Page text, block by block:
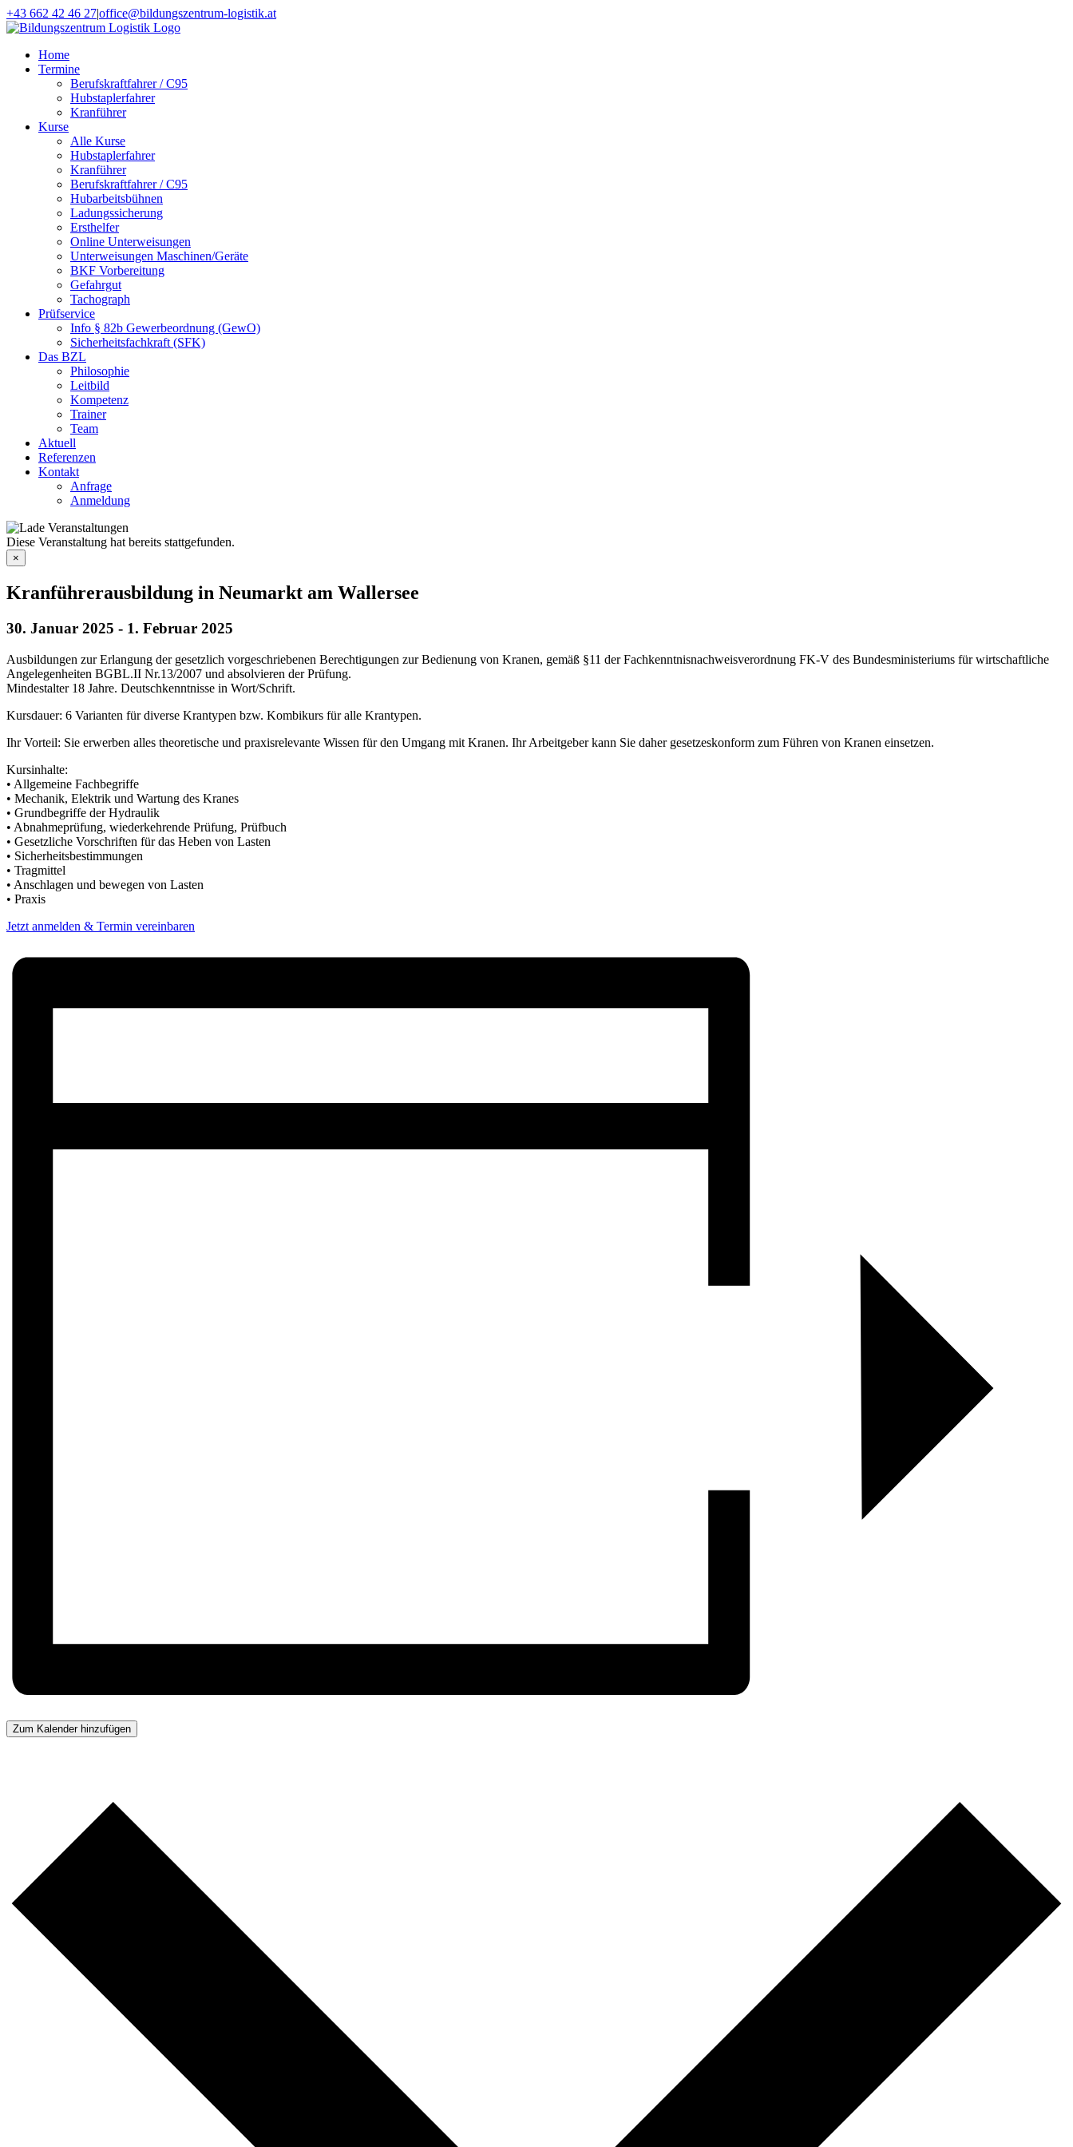
Zum
Inhalt
+43 662 42 46 27|office@bildungszentrum-logistik.at
Facebook
E-
Home
Termine
Berufskraftfahrer / C95
Hubstaplerfahrer
Kranführer
Kurse
Alle Kurse
Hubstaplerfahrer
Kranführer
Berufskraftfahrer / C95
Hubarbeitsbühnen
Ladungssicherung
Ersthelfer
Online Unterweisungen
Unterweisungen Maschinen/Geräte
BKF Vorbereitung
Gefahrgut
Tachograph
Prüfservice
Info § 82b Gewerbeordnung (GewO)
Sicherheitsfachkraft (SFK)
Das BZL
Philosophie
Leitbild
Kompetenz
Trainer
Team
Aktuell
Referenzen
Kontakt
Anfrage
Anmeldung
Diese Veranstaltung hat bereits stattgefunden.
×
Kranführerausbildung in Neumarkt am Wallersee
30. Januar 2025 - 1. Februar 2025
Ausbildungen zur Erlangung der gesetzlich vorgeschriebenen Berechtigungen zur Bedienung von Kranen, gemäß §11 der Fachkenntnisnachweisverordnung FK-V des Bundesministeriums für wirtschaftliche
Angelegenheiten BGBL.II Nr.13/2007 und absolvieren der Prüfung.
Mindestalter 18 Jahre. Deutschkenntnisse in Wort/Schrift.
Kursdauer: 6 Varianten für diverse Krantypen bzw. Kombikurs für alle Krantypen.
Ihr Vorteil: Sie erwerben alles theoretische und praxisrelevante Wissen für den Umgang mit Kranen. Ihr Arbeitgeber kann Sie daher gesetzeskonform zum Führen von Kranen einsetzen.
Kursinhalte:
• Allgemeine Fachbegriffe
• Mechanik, Elektrik und Wartung des Kranes
• Grundbegriffe der Hydraulik
• Abnahmeprüfung, wiederkehrende Prüfung, Prüfbuch
• Gesetzliche Vorschriften für das Heben von Lasten
• Sicherheitsbestimmungen
• Tragmittel
• Anschlagen und bewegen von Lasten
• Praxis
Jetzt anmelden & Termin vereinbaren
Zum Kalender hinzufügen